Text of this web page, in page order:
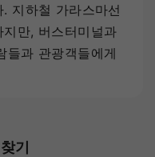
지하철 가라스마선
만, 버스터미널과
들과 관광객들에게
기